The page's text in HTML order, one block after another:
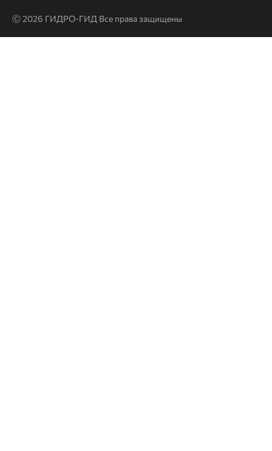
Ⓒ 2026 ГИДРО-ГИД Все права защищены